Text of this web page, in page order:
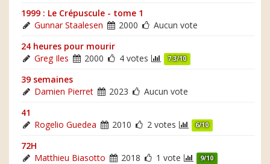
1999 : Le Crépuscule - tome 1
Gunnar Staalesen
2000
Aucun vote
24 heures pour mourir
Greg Iles
2000 4 votes 7.3/10
39 semaines
Damien Pierret
2023
Aucun vote
41
Rogelio Guedea
2010 2 votes 6/10
72H
Matthieu Biasotto
2018 1 vote 9/10